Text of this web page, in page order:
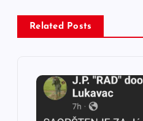
c
Related Posts